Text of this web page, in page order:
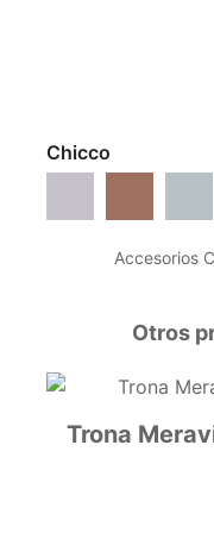
Chicco
Accesorios
Otros
Trona